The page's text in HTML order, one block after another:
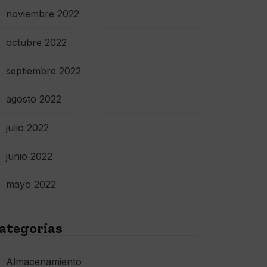
noviembre 2022
octubre 2022
septiembre 2022
agosto 2022
julio 2022
junio 2022
mayo 2022
Almacenamiento